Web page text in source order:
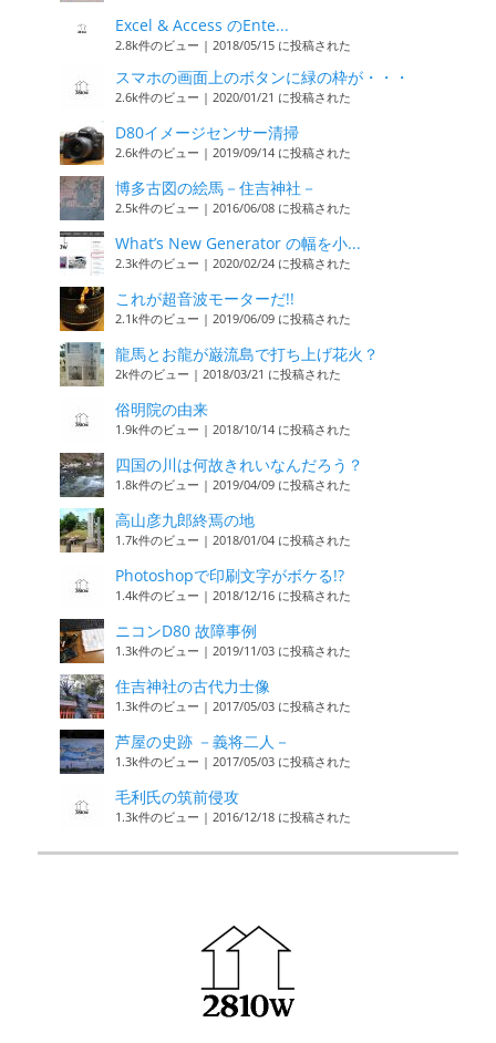
Excel & Access のEnte...
2.8k件のビュー | 2018/05/15 に投稿された
スマホの画面上のボタンに緑の枠が・・・
2.6k件のビュー | 2020/01/21 に投稿された
D80イメージセンサー清掃
2.6k件のビュー | 2019/09/14 に投稿された
博多古図の絵馬－住吉神社－
2.5k件のビュー | 2016/06/08 に投稿された
What’s New Generator の幅を小...
2.3k件のビュー | 2020/02/24 に投稿された
これが超音波モーターだ!!
2.1k件のビュー | 2019/06/09 に投稿された
龍馬とお龍が巌流島で打ち上げ花火？
2k件のビュー | 2018/03/21 に投稿された
俗明院の由来
1.9k件のビュー | 2018/10/14 に投稿された
四国の川は何故きれいなんだろう？
1.8k件のビュー | 2019/04/09 に投稿された
高山彦九郎終焉の地
1.7k件のビュー | 2018/01/04 に投稿された
Photoshopで印刷文字がボケる!?
1.4k件のビュー | 2018/12/16 に投稿された
ニコンD80 故障事例
1.3k件のビュー | 2019/11/03 に投稿された
住吉神社の古代力士像
1.3k件のビュー | 2017/05/03 に投稿された
芦屋の史跡 －義将二人－
1.3k件のビュー | 2017/05/03 に投稿された
毛利氏の筑前侵攻
1.3k件のビュー | 2016/12/18 に投稿された